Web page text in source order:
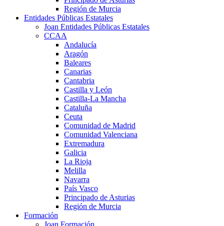
Región de Murcia
Entidades Públicas Estatales
Joan Entidades Públicas Estatales
CCAA
Andalucía
Aragón
Baleares
Canarias
Cantabria
Castilla y León
Castilla-La Mancha
Cataluña
Ceuta
Comunidad de Madrid
Comunidad Valenciana
Extremadura
Galicia
La Rioja
Melilla
Navarra
País Vasco
Principado de Asturias
Región de Murcia
Formación
Joan Formación